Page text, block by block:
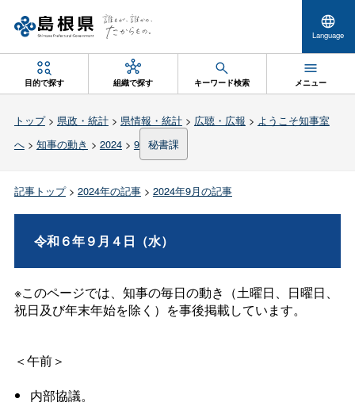
Language
目的で探す 組織で探す キーワード検索 メニュー
トップ> 県政・統計> 県情報・統計> 広聴・広報 > ようこそ知事室
へ> 知事の動き > 2024> 9 秘書課
記事トップ> 2024年の記事> 2024年9月の記事
令和６年９月４日（水）
※このページでは、知事の毎日の動き（土曜日、日曜日、
祝日及び年末年始を除く）を事後掲載しています。
＜午前＞
内部協議。